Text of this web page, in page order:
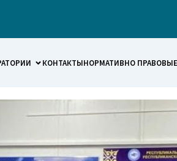
КОНТАКТЫНОРМАТИВНО